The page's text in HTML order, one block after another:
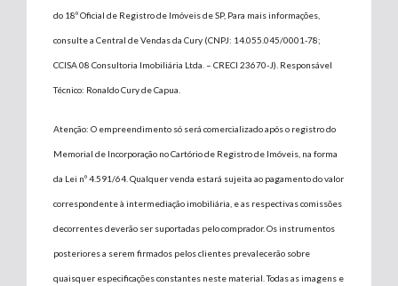
do 18º Oficial de Registro de Imóveis de SP, Para mais informações,
consulte a Central de Vendas da Cury (CNPJ: 14.055.045/0001-78;
CCISA 08 Consultoria Imobiliária Ltda. – CRECI 23670-J). Responsável
Técnico: Ronaldo Cury de Capua.
Atenção: O empreendimento só será comercializado após o registro do
Memorial de Incorporação no Cartório de Registro de Imóveis, na forma
da Lei nº 4.591/64. Qualquer venda estará sujeita ao pagamento do valor
correspondente à intermediação imobiliária, e as respectivas comissões
decorrentes deverão ser suportadas pelo comprador. Os instrumentos
posteriores a serem firmados pelos clientes prevalecerão sobre
quaisquer especificações constantes neste material. Todas as imagens e